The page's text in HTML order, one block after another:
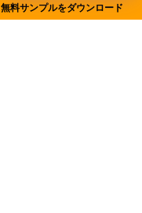
無料サンプルをダウンロード